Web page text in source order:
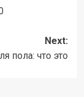
Next:
пола: что это